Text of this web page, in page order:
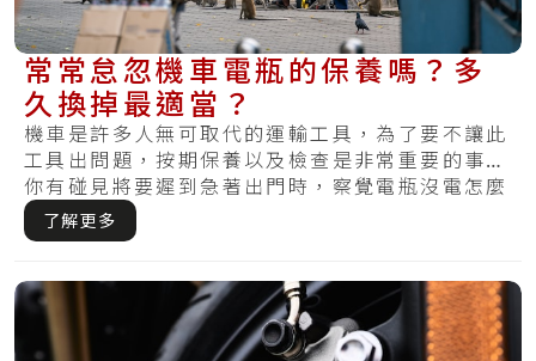
常常怠忽機車電瓶的保養嗎？多
久換掉最適當？
機車是許多人無可取代的運輸工具，為了要不讓此
工具出問題，按期保養以及檢查是非常重要的事。
你有碰見將要遲到急著出門時，察覺電瓶沒電怎麼
樣皆.....
了解更多